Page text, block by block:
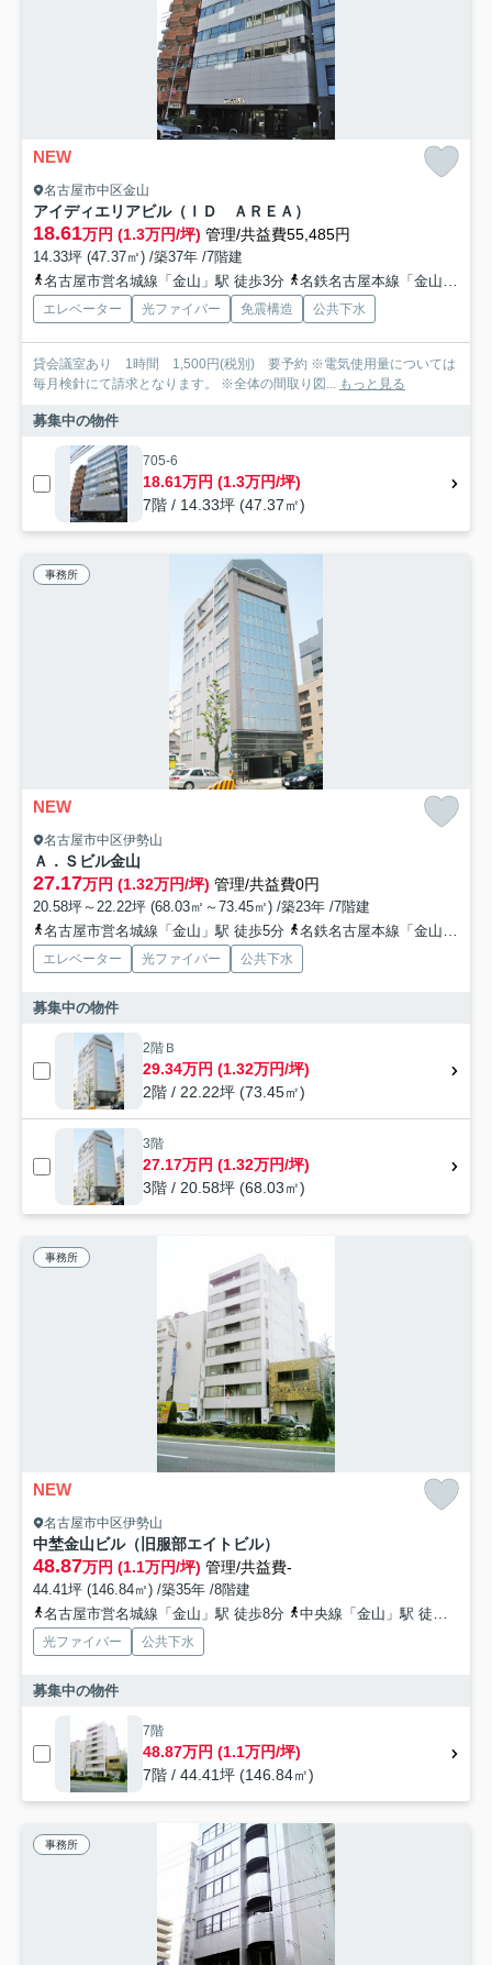
NEW
名古屋市中区金山
アイディエリアビル（ＩＤ ＡＲＥＡ）
18.61万円 (1.3万円/坪) 管理/共益費55,485円
14.33坪 (47.37㎡) /築37年 /7階建
名古屋市営名城線「金山」駅 徒歩3分
名鉄名古屋本線「金山」駅 徒歩3分
エレベーター 光ファイバー 免震構造 公共下水
貸会議室あり 1時間 1,500円(税別) 要予約 ※電気使用量については
毎月検針にて請求となります。 ※全体の間取り図... もっと見る
募集中の物件
705-6
18.61万円 (1.3万円/坪)
7階 / 14.33坪 (47.37㎡)
事務所
NEW
名古屋市中区伊勢山
Ａ．Ｓビル金山
27.17万円 (1.32万円/坪) 管理/共益費0円
20.58坪～22.22坪 (68.03㎡～73.45㎡) /築23年 /7階建
名古屋市営名城線「金山」駅 徒歩5分
名鉄名古屋本線「金山」駅 徒歩5分
エレベーター 光ファイバー 公共下水
募集中の物件
2階Ｂ
29.34万円 (1.32万円/坪)
2階 / 22.22坪 (73.45㎡)
3階
27.17万円 (1.32万円/坪)
3階 / 20.58坪 (68.03㎡)
事務所
NEW
名古屋市中区伊勢山
中埜金山ビル（旧服部エイトビル）
48.87万円 (1.1万円/坪) 管理/共益費-
44.41坪 (146.84㎡) /築35年 /8階建
名古屋市営名城線「金山」駅 徒歩8分
中央線「金山」駅 徒歩8分
光ファイバー 公共下水
募集中の物件
7階
48.87万円 (1.1万円/坪)
7階 / 44.41坪 (146.84㎡)
事務所